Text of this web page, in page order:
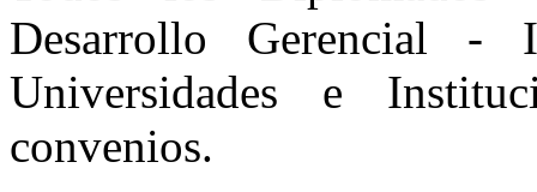
Desarrollo Gerencial -
Universidades e
convenios.